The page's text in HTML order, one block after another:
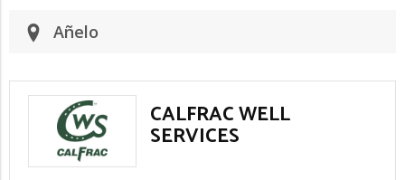
Añelo
CALFRAC WELL
SERVICES